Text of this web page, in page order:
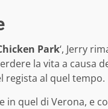
Park‘, Jerry
la vita a causa
regista al quel tempo.
in quel di Verona, e